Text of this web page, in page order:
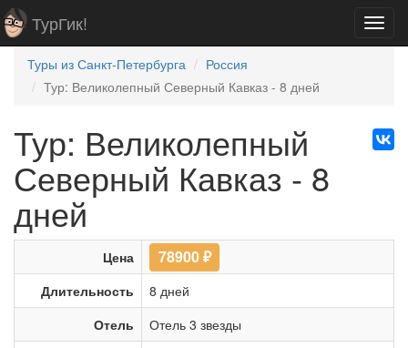
ТурГик!
Туры из Санкт-Петербурга
Россия
Тур: Великолепный Северный Кавказ - 8 дней
Тур: Великолепный
Северный Кавказ - 8
дней
Цена 78900₽
Длительность
8 дней
Отель
Отель 3 звезды